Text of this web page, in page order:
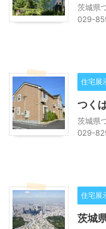
茨城県
029-
住宅展
つく
茨城県
029-
住宅展
茨城